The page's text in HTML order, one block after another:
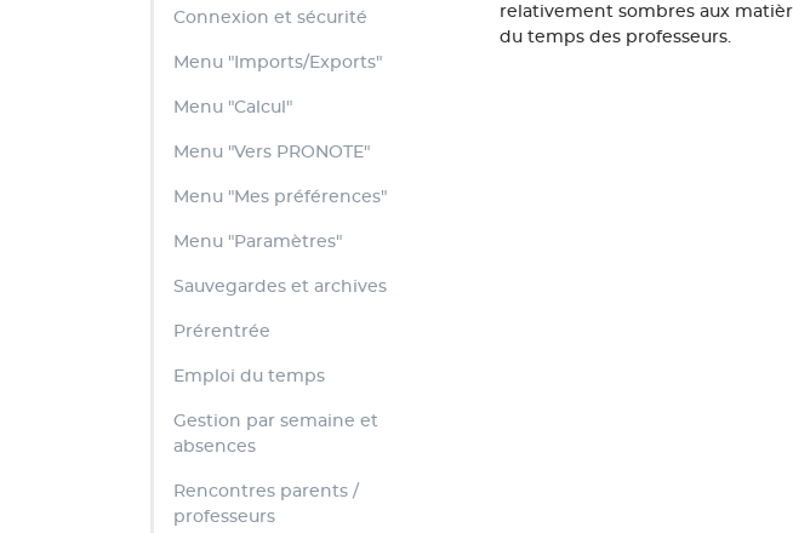
Connexion et sécurité
Menu "Imports/Exports"
Menu "Calcul"
Menu "Vers PRONOTE"
Menu "Mes préférences"
Menu "Paramètres"
Sauvegardes et archives
Prérentrée
Emploi du temps
Gestion par semaine et
absences
Rencontres parents /
professeurs
relativement sombres aux
du temps des professeurs.